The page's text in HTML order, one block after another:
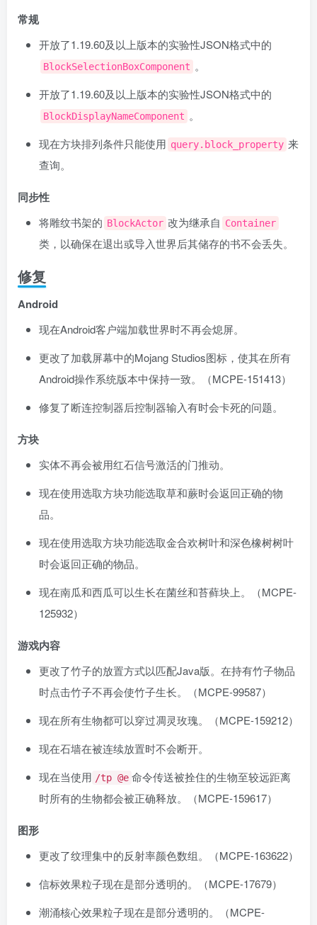
常规
开放了1.19.60及以上版本的实验性JSON格式中的
BlockSelectionBoxComponent 。
开放了1.19.60及以上版本的实验性JSON格式中的
BlockDisplayNameComponent 。
现在方块排列条件只能使用 query.block_property 来
查询。
同步性
将雕纹书架的 BlockActor 改为继承自 Container
类，以确保在退出或导入世界后其储存的书不会丢失。
修复
Android
现在Android客户端加载世界时不再会熄屏。
更改了加载屏幕中的Mojang Studios图标，使其在所有
Android操作系统版本中保持一致。（MCPE-151413）
修复了断连控制器后控制器输入有时会卡死的问题。
方块
实体不再会被用红石信号激活的门推动。
现在使用选取方块功能选取草和蕨时会返回正确的物
品。
现在使用选取方块功能选取金合欢树叶和深色橡树树叶
时会返回正确的物品。
现在南瓜和西瓜可以生长在菌丝和苔藓块上。（MCPE-
125932）
游戏内容
更改了竹子的放置方式以匹配Java版。在持有竹子物品
时点击竹子不再会使竹子生长。（MCPE-99587）
现在所有生物都可以穿过凋灵玫瑰。（MCPE-159212）
现在石墙在被连续放置时不会断开。
现在当使用 /tp @e 命令传送被拴住的生物至较远距离
时所有的生物都会被正确释放。（MCPE-159617）
图形
更改了纹理集中的反射率颜色数组。（MCPE-163622）
信标效果粒子现在是部分透明的。（MCPE-17679）
潮涌核心效果粒子现在是部分透明的。（MCPE-